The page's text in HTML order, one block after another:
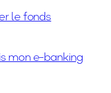
le fonds
mon e-banking